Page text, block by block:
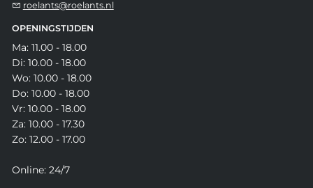
roelants@roelants.nl
OPENINGSTIJDEN
Ma: 11.00 - 18.00
Di: 10.00 - 18.00
Wo: 10.00 - 18.00
Do: 10.00 - 18.00
Vr: 10.00 - 18.00
Za: 10.00 - 17.30
Zo: 12.00 - 17.00
Online: 24/7